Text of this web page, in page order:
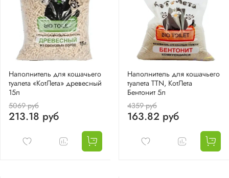
Наполнитель для кошачьего
туалета «КотЛета» древесный
15л
5069 руб
213.18 руб
Наполнитель для кошачьего
туалета TTN, КотЛета
Бентонит 5л
4359 руб
163.82 руб